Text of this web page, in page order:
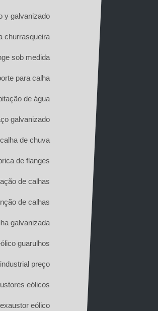
y galvanizado
churrasqueira
sob medida
para calha
de água
galvanizado
de chuva
de flanges
de calhas
de calhas
galvanizada
guarulhos
preço
eólicos
eólico